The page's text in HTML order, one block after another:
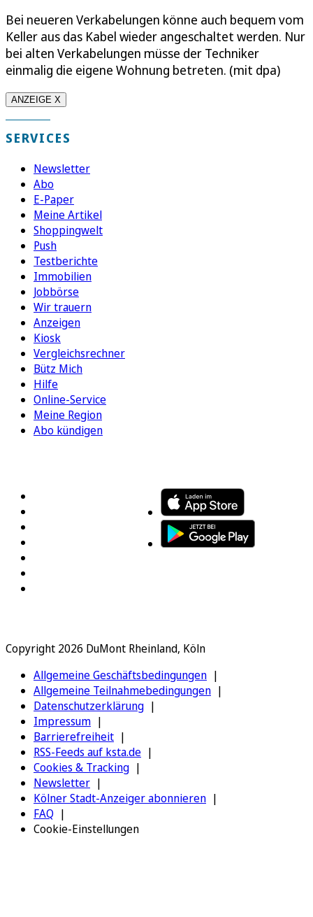
Bei neueren Verkabelungen könne auch bequem vom
Keller aus das Kabel wieder angeschaltet werden. Nur
bei alten Verkabelungen müsse der Techniker
einmalig die eigene Wohnung betreten. (mit dpa)
ANZEIGE X
SERVICES
Newsletter
Abo
E-Paper
Meine Artikel
Shoppingwelt
Push
Testberichte
Immobilien
Jobbörse
Wir trauern
Anzeigen
Kiosk
Vergleichsrechner
Bütz Mich
Hilfe
Online-Service
Meine Region
Abo kündigen
Copyright 2026 DuMont Rheinland, Köln
Allgemeine Geschäftsbedingungen
Allgemeine Teilnahmebedingungen
Datenschutzerklärung
Impressum
Barrierefreiheit
RSS-Feeds auf ksta.de
Cookies & Tracking
Newsletter
Kölner Stadt-Anzeiger abonnieren
FAQ
Cookie-Einstellungen